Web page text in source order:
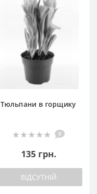
Тюльпани в горщику
0
135 грн.
ВІДСУТНІЙ